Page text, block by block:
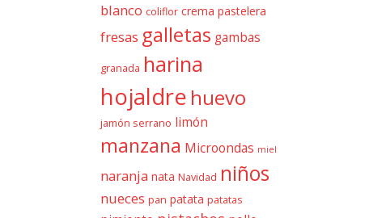
blanco coliflor crema pastelera
fresas galletas gambas
granada harina
hojaldre huevo
jamón serrano limón
manzana Microondas miel
naranja nata Navidad niños
nueces pan patata patatas